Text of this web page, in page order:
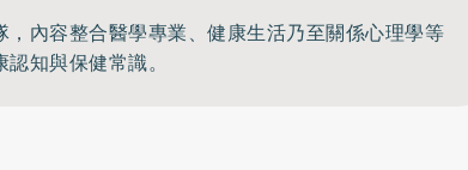
，內容整合醫學專業、健康生活乃至關係心理學等
知與保健常識。